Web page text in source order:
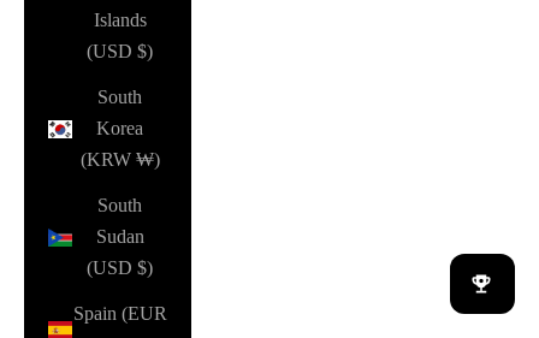
Islands
(USD $)
South
Korea
(KRW ₩)
South
Sudan
(USD $)
Spain (EUR